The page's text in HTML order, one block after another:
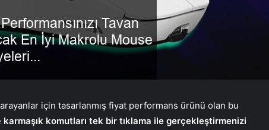
için tasarlanmış fiyat performans ürünü olan bu
karmaşık komutları tek bir tıklama ile gerçekleştirmenizi